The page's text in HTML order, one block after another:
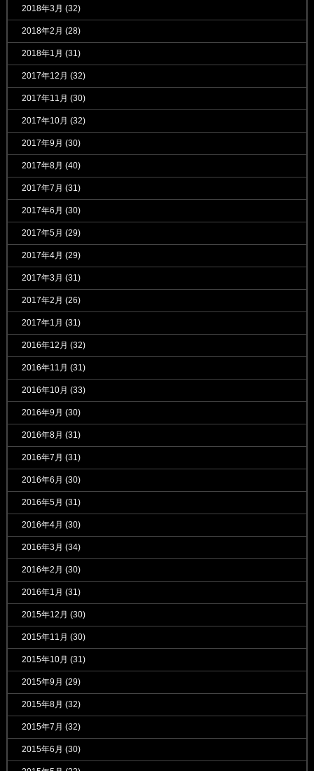
2018年3月 (32)
2018年2月 (28)
2018年1月 (31)
2017年12月 (32)
2017年11月 (30)
2017年10月 (32)
2017年9月 (30)
2017年8月 (40)
2017年7月 (31)
2017年6月 (30)
2017年5月 (29)
2017年4月 (29)
2017年3月 (31)
2017年2月 (26)
2017年1月 (31)
2016年12月 (32)
2016年11月 (31)
2016年10月 (33)
2016年9月 (30)
2016年8月 (31)
2016年7月 (31)
2016年6月 (30)
2016年5月 (31)
2016年4月 (30)
2016年3月 (34)
2016年2月 (30)
2016年1月 (31)
2015年12月 (30)
2015年11月 (30)
2015年10月 (31)
2015年9月 (29)
2015年8月 (32)
2015年7月 (32)
2015年6月 (30)